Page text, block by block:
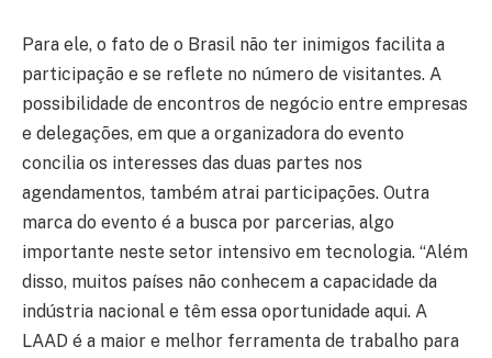
Para ele, o fato de o Brasil não ter inimigos facilita a
participação e se reflete no número de visitantes. A
possibilidade de encontros de negócio entre empresas
e delegações, em que a organizadora do evento
concilia os interesses das duas partes nos
agendamentos, também atrai participações. Outra
marca do evento é a busca por parcerias, algo
importante neste setor intensivo em tecnologia. “Além
disso, muitos países não conhecem a capacidade da
indústria nacional e têm essa oportunidade aqui. A
LAAD é a maior e melhor ferramenta de trabalho para